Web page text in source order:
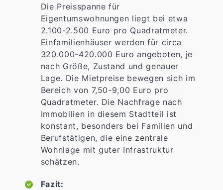
Die Preisspanne für
Eigentumswohnungen liegt bei etwa
2.100-2.500 Euro pro Quadratmeter.
Einfamilienhäuser werden für circa
320.000-420.000 Euro angeboten, je
nach Größe, Zustand und genauer
Lage. Die Mietpreise bewegen sich im
Bereich von 7,50-9,00 Euro pro
Quadratmeter. Die Nachfrage nach
Immobilien in diesem Stadtteil ist
konstant, besonders bei Familien und
Berufstätigen, die eine zentrale
Wohnlage mit guter Infrastruktur
schätzen.
Fazit: